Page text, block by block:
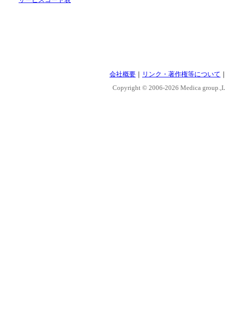
会社概要 ｜ リンク・著作権等について
Copyright © 2006-2026 Medica